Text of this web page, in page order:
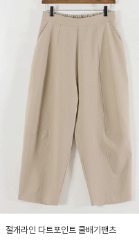
절개라인 다트포인트 쿨배기팬츠